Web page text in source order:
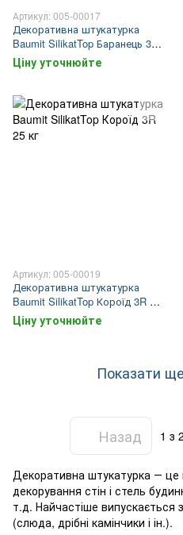
Артикул: 005-00017
Декоративна штукатурка
Baumit SilikatTop Баранець 3К
25 кг
Ціну уточнюйте
Артикул: 005-00019
Декоративна штукатурка
Baumit SilikatTop Короїд 3R 25
кг
Ціну уточнюйте
Показати
Назад 1 з 2
Декоративна штукатурка ― це
декорування стін і стель
т.д. Найчастіше випускається
(слюда, дрібні камінчики і ін.).